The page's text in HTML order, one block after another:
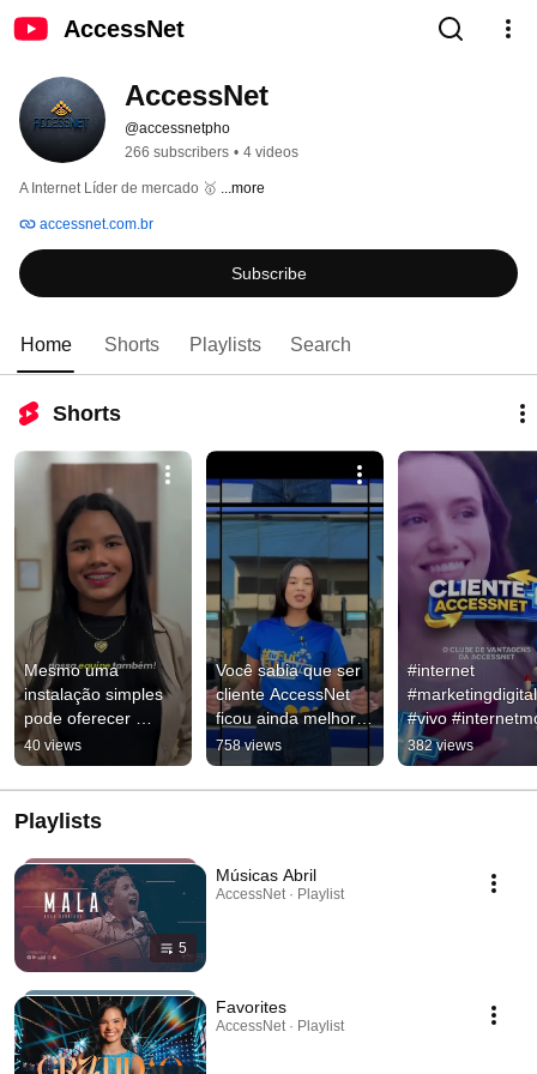
AccessNet
AccessNet
@accessnetpho
266 subscribers • 4 videos
A Internet Líder de mercado 🥇 ...more
accessnet.com.br
Subscribe
Home Shorts Playlists Search
Shorts
Mesmo uma
instalação simples
pode oferecer
riscos.
40 views
Você sabia que ser
cliente AccessNet
ficou ainda melhor?
Além de contar com
a melhor internet
758 views
#internet
#marketingdigital
#vivo
#pinheiroma
#maranhão
382 views
Playlists
5
Músicas Abril
AccessNet · Playlist
Favorites
AccessNet · Playlist